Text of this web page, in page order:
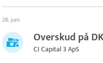
28. juni
Overskud på
CI Capital 3 ApS